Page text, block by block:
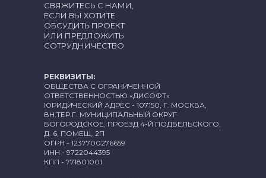
РЕКВИЗИТЫ:
ОБЩЕСТВА С ОГРАНИЧЕННОЙ
ОТВЕТСТВЕННОСТЬЮ «ДИСОФТ»
ЮРИДИЧЕСКИЙ АДРЕС - 107150, Г. МОСКВА,
ВН.ТЕР.Г. МУНИЦИПАЛЬНЫЙ ОКРУГ
БОГОРОДСКОЕ, ПРОЕЗД 4-Й ПОДБЕЛЬСКОГО,
Д. 6, ПОМЕЩ. 2П
ОГРН - 1237700276659
ИНН - 9722044395
КПП - 771801001
СВЯЖИТЕСЬ С НАМИ,
ЕСЛИ ВЫ ХОТИТЕ
ОБСУДИТЬ ПРОЕКТ
ИЛИ ПРЕДЛОЖИТЬ
СОТРУДНИЧЕСТВО